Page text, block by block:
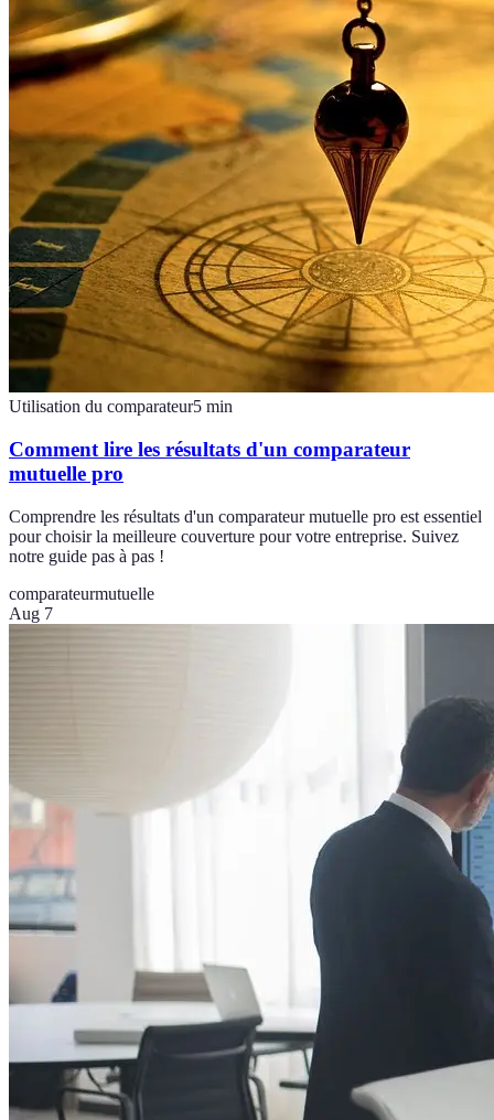
Utilisation du comparateur5 min
Comment lire les résultats d'un comparateur
mutuelle pro
Comprendre les résultats d'un comparateur mutuelle pro est essentiel
pour choisir la meilleure couverture pour votre entreprise. Suivez
notre guide pas à pas !
comparateurmutuelle
Aug 7